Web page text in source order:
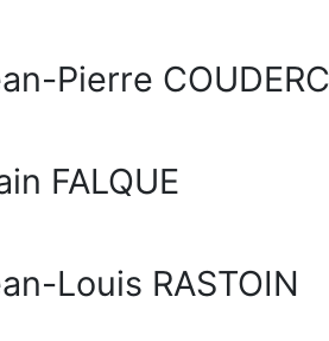
Pierre COUDERC
FALQUE
Louis RASTOIN